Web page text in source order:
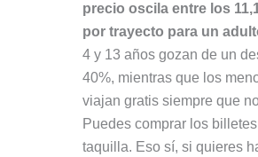
precio oscila entre los
por trayecto para un
4 y 13 años gozan de un
40%, mientras que los
viajan gratis siempre que
Puedes comprar los
taquilla. Eso sí, si quieres